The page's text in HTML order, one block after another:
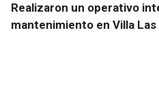
Realizaron un operativo
mantenimiento en Villa